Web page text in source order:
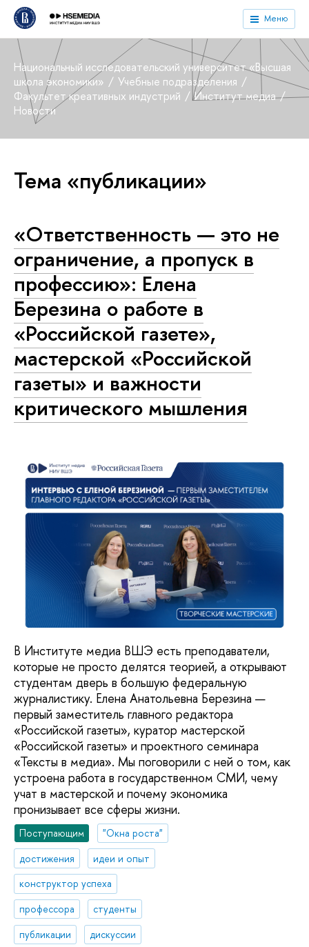
Меню
Национальный исследовательский университет «Высшая
школа экономики»
Учебные подразделения
Факультет креативных индустрий
Институт медиа
Новости
Тема «публикации»
«Ответственность — это не
ограничение, а пропуск в
профессию»: Елена
Березина о работе в
«Российской газете»,
мастерской «Российской
газеты» и важности
критического мышления
В Институте медиа ВШЭ есть преподаватели,
которые не просто делятся теорией, а открывают
студентам дверь в большую федеральную
журналистику. Елена Анатольевна Березина —
первый заместитель главного редактора
«Российской газеты», куратор мастерской
«Российской газеты» и проектного семинара
«Тексты в медиа». Мы поговорили с ней о том, как
устроена работа в государственном СМИ, чему
учат в мастерской и почему экономика
пронизывает все сферы жизни.
Поступающим
"Окна роста"
достижения
идеи и опыт
конструктор успеха
профессора
студенты
публикации
дискуссии